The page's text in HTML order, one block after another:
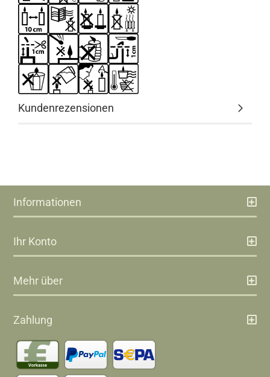
Kundenrezensionen
Informationen
Ihr Konto
Mehr über
Zahlung